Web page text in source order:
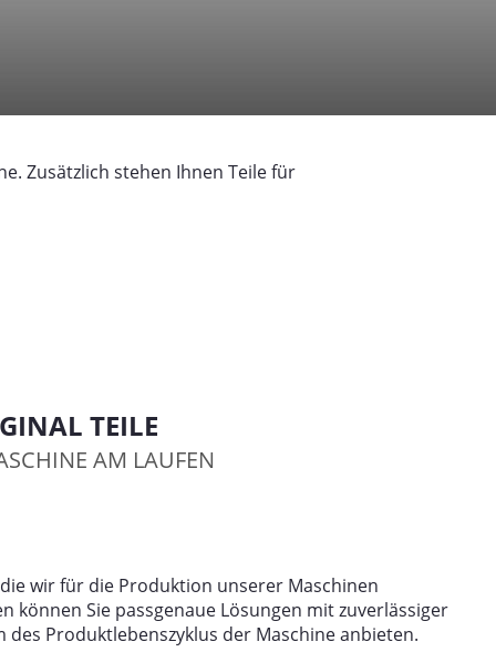
Zusätzlich stehen Ihnen Teile für
TEILE
AM LAUFEN
wir für die Produktion unserer Maschinen
können Sie passgenaue Lösungen mit zuverlässiger
des Produktlebenszyklus der Maschine anbieten.